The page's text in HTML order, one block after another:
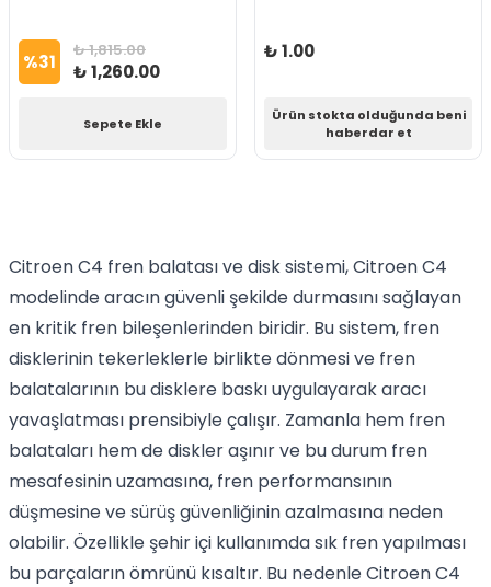
%31 ₺ 1,815.00
₺ 1,260.00
Sepete Ekle
₺ 1.00
Ürün stokta olduğunda beni
haberdar et
Citroen C4 fren balatası ve disk sistemi, Citroen C4
modelinde aracın güvenli şekilde durmasını sağlayan
en kritik fren bileşenlerinden biridir. Bu sistem, fren
disklerinin tekerleklerle birlikte dönmesi ve fren
balatalarının bu disklere baskı uygulayarak aracı
yavaşlatması prensibiyle çalışır. Zamanla hem fren
balataları hem de diskler aşınır ve bu durum fren
mesafesinin uzamasına, fren performansının
düşmesine ve sürüş güvenliğinin azalmasına neden
olabilir. Özellikle şehir içi kullanımda sık fren yapılması
bu parçaların ömrünü kısaltır. Bu nedenle Citroen C4